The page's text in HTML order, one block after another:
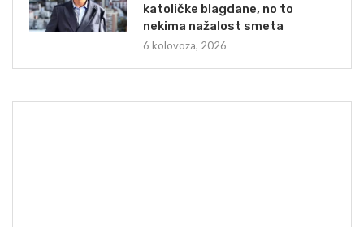
katoličke blagdane, no to
nekima nažalost smeta
6 kolovoza, 2026